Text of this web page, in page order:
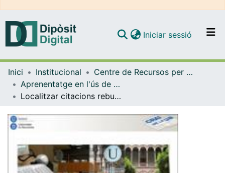
Navega per tot el DD
Com publicar
Contacte
Iniciar sessió (current)
Inici Institucional
Centre de Recursos per a l'Aprenentatge i la Investigació (CRAI-UB) - Institucional
Aprenentatge en l'ús de serveis i recursos d'informació: tutorials i guies (CRAI-UB)
Localitzar citacions rebudes (articles de revistes, llibres, ressenyes) [text]. [versions anteriors]